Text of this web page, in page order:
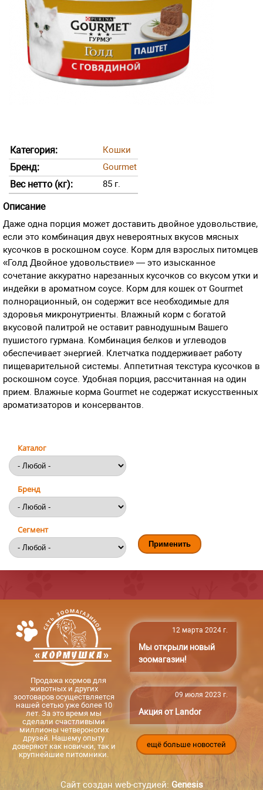
Категория: Кошки
Бренд: Gourmet
Вес нетто (кг): 85 г.
Описание
Даже одна порция может доставить двойное удовольствие,
если это комбинация двух невероятных вкусов мясных
кусочков в роскошном соусе. Корм для взрослых питомцев
«Голд Двойное удовольствие» — это изысканное
сочетание аккуратно нарезанных кусочков со вкусом утки и
индейки в ароматном соусе. Корм для кошек от Gourmet
полнорационный, он содержит все необходимые для
здоровья микронутриенты. Влажный корм с богатой
вкусовой палитрой не оставит равнодушным Вашего
пушистого гурмана. Комбинация белков и углеводов
обеспечивает энергией. Клетчатка поддерживает работу
пищеварительной системы. Аппетитная текстура кусочков в
роскошном соусе. Удобная порция, рассчитанная на один
прием. Влажные корма Gourmet не содержат искусственных
ароматизаторов и консервантов.
Каталог
Бренд
Сегмент
Продажа кормов для
животных и других
зоотоваров осуществляется
нашей сетью уже более 10
лет. За это время мы
сделали счастливыми
миллионы четвероногих
друзей. Нашему опыту
доверяют как новички, так и
крупнейшие питомники.
12 марта 2024 г.
Мы открыли новый
зоомагазин!
09 июля 2023 г.
Акция от Landor
ещё больше новостей
Сайт создан web-студией: Genesis